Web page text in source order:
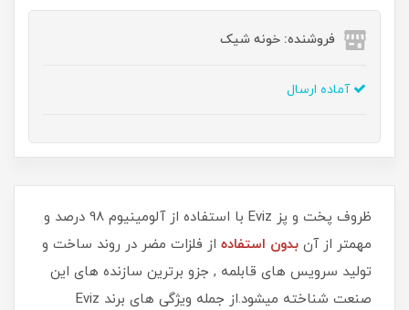
فروشنده: خونه شیک
آماده ارسال
​​​​ظروف پخت و پز Eviz با استفاده از آلومینیوم 98 درصد و
مهمتر از آن بدون استفاده از فلزات مضر در روند ساخت و
تولید سرویس های قابلمه , جزو برترین سازنده های این
صنعت شناخته میشود.از جمله ویژگی های برند Eviz